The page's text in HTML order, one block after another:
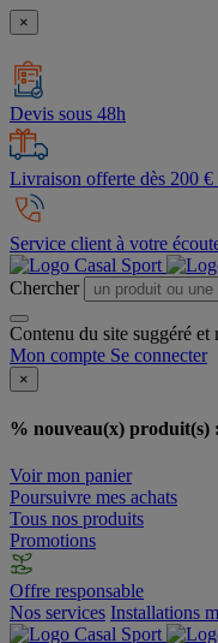
×
Devis sous 48h
Livraison offerte dès 200
Service client à votre
Chercher
Contenu du site suggéré
Mon compte Se connecter
×
% nouveau(x) produit(s) :
Voir mon panier
Poursuivre mes achats
Tous nos produits
Promotions
Offre responsable
Nos services Installations